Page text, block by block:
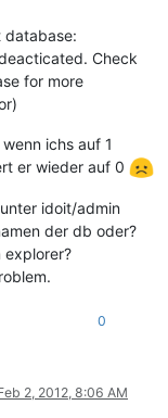
database:
Check
for more
ichs auf 1
er wieder auf 0
idoit/admin
der db oder?
explorer?
0
2, 2012, 8:06 AM